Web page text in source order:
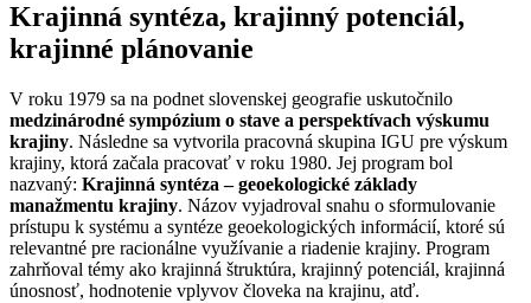
Krajinná syntéza, krajinný potenciál,
krajinné plánovanie
V roku 1979 sa na podnet slovenskej geografie uskutočnilo
medzinárodné sympózium o stave a perspektívach výskumu
krajiny. Následne sa vytvorila pracovná skupina IGU pre výskum
krajiny, ktorá začala pracovať v roku 1980. Jej program bol
nazvaný: Krajinná syntéza – geoekologické základy
manažmentu krajiny. Názov vyjadroval snahu o sformulovanie
prístupu k systému a syntéze geoekologických informácií, ktoré sú
relevantné pre racionálne využívanie a riadenie krajiny. Program
zahrňoval témy ako krajinná štruktúra, krajinný potenciál, krajinná
únosnosť, hodnotenie vplyvov človeka na krajinu, atď.